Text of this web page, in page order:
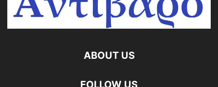
ABOUT US
FOLLOW US